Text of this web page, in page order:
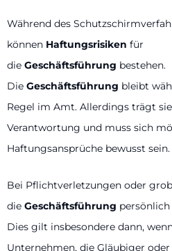
Während des
können Haftungsrisiken für
die Geschäftsführung bestehen.
Die Geschäftsführung bleibt
Regel im Amt. Allerdings trägt
Verantwortung und muss sich
Haftungsansprüche bewusst sein.
Bei Pflichtverletzungen oder
die Geschäftsführung
Dies gilt insbesondere dann,
Unternehmen, die Gläubiger